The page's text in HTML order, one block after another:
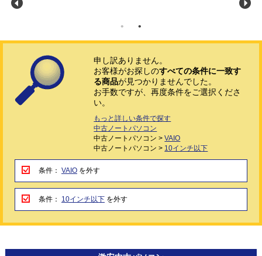
申し訳ありません。
お客様がお探しのすべての条件に一致す
る商品が見つかりませんでした。
お手数ですが、再度条件をご選択くださ
い。
もっと詳しい条件で探す
中古ノートパソコン
中古ノートパソコン >VAIO
中古ノートパソコン > 10インチ以下
条件： VAIO を外す
条件： 10インチ以下 を外す